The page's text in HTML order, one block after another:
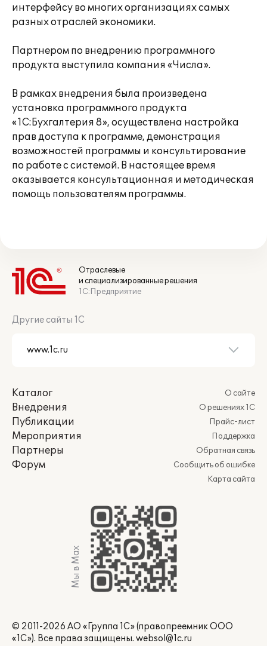
интерфейсу во многих организациях самых
разных отраслей экономики.
Партнером по внедрению программного
продукта выступила компания «Числа».
В рамках внедрения была произведена
установка программного продукта
«1С:Бухгалтерия 8», осуществлена настройка
прав доступа к программе, демонстрация
возможностей программы и консультирование
по работе с системой. В настоящее время
оказывается консультационная и методическая
помощь пользователям программы.
Отраслевые
и специализированные решения
1С:Предприятие
Другие сайты 1С
Каталог
Внедрения
Публикации
Мероприятия
Партнеры
Форум
О сайте
О решениях 1С
Прайс-лист
Поддержка
Обратная связь
Сообщить об ошибке
Карта сайта
Мы в Max
© 2011-2026 АО «Группа 1С» (правопреемник ООО
«1С»). Все права защищены. websol@1c.ru